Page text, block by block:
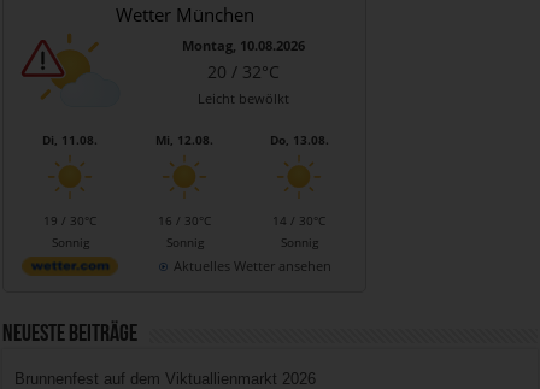
Wetter München
Montag, 10.08.2026
20 / 32°C
Leicht bewölkt
Di, 11.08.
19 / 30°C
Sonnig
Mi, 12.08.
16 / 30°C
Sonnig
Do, 13.08.
14 / 30°C
Sonnig
Aktuelles Wetter ansehen
Neueste Beiträge
Brunnenfest auf dem Viktuallienmarkt 2026